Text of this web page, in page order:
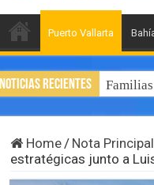
Puerto Vallarta
Noticias Recientes
Home / Nota Principal
estratégicas junto a